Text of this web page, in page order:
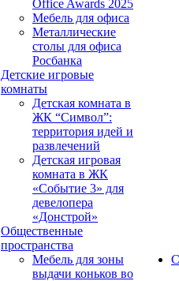
Office Awards 2025
Мебель для офиса
Металлические
столы для офиса
Росбанка
Детские игровые
комнаты
Детская комната в
ЖК “Символ”:
территория идей и
развлечений
Детская игровая
комната в ЖК
«Событие 3» для
девелопера
«Донстрой»
Общественные
пространства
Мебель для зоны
выдачи коньков во